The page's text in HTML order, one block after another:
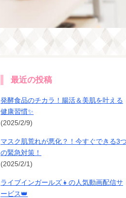
最近の投稿
発酵食品のチカラ！腸活＆美肌を叶える
健康習慣✨
(2025/2/9)
マスク肌荒れが悪化？！今すぐできる3
の緊急対策！
(2025/2/1)
ライブインガールズ👧の人気動画配信サ
ービス👑